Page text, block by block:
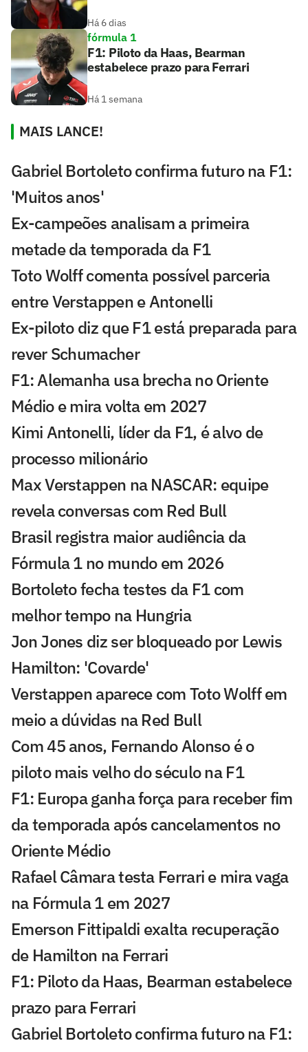
Há 6 dias
fórmula 1
F1: Piloto da Haas, Bearman
estabelece prazo para Ferrari
Há 1 semana
MAIS LANCE!
Gabriel Bortoleto confirma futuro na F1:
'Muitos anos'
Ex-campeões analisam a primeira
metade da temporada da F1
Toto Wolff comenta possível parceria
entre Verstappen e Antonelli
Ex-piloto diz que F1 está preparada para
rever Schumacher
F1: Alemanha usa brecha no Oriente
Médio e mira volta em 2027
Kimi Antonelli, líder da F1, é alvo de
processo milionário
Max Verstappen na NASCAR: equipe
revela conversas com Red Bull
Brasil registra maior audiência da
Fórmula 1 no mundo em 2026
Bortoleto fecha testes da F1 com
melhor tempo na Hungria
Jon Jones diz ser bloqueado por Lewis
Hamilton: 'Covarde'
Verstappen aparece com Toto Wolff em
meio a dúvidas na Red Bull
Com 45 anos, Fernando Alonso é o
piloto mais velho do século na F1
F1: Europa ganha força para receber fim
da temporada após cancelamentos no
Oriente Médio
Rafael Câmara testa Ferrari e mira vaga
na Fórmula 1 em 2027
Emerson Fittipaldi exalta recuperação
de Hamilton na Ferrari
F1: Piloto da Haas, Bearman estabelece
prazo para Ferrari
Gabriel Bortoleto confirma futuro na F1: